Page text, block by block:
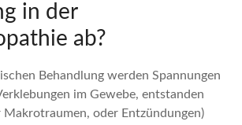
in der
ab?
Behandlung werden Spannungen
im Gewebe, entstanden
oder Entzündungen)